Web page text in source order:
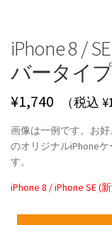
iPhone 8 /
バータイプ
¥1,740 （税込
画像は一例です。お
のオリジナルiPhone
す。
iPhone 8 / iPhone SE (